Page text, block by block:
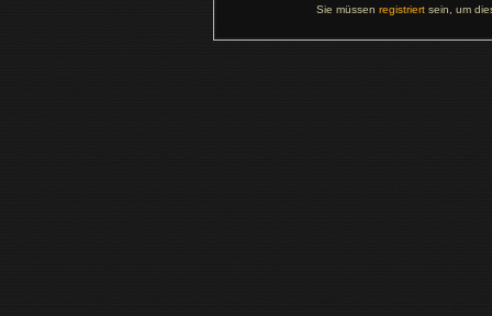
Sie müssen registriertsein, um